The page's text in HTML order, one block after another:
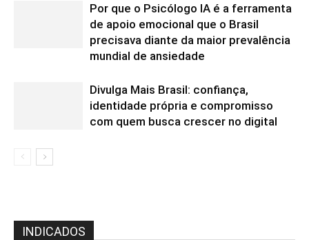
Por que o Psicólogo IA é a ferramenta
de apoio emocional que o Brasil
precisava diante da maior prevalência
mundial de ansiedade
Divulga Mais Brasil: confiança,
identidade própria e compromisso
com quem busca crescer no digital
INDICADOS